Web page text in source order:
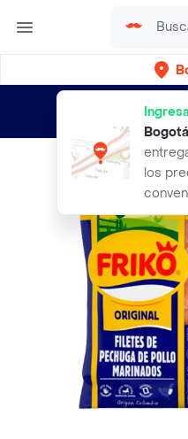
Bogotá
los
envíos gratis